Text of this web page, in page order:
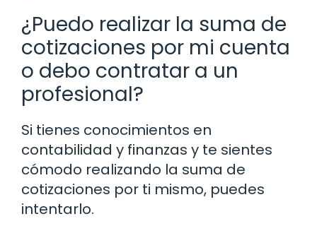
¿Puedo realizar la suma de
cotizaciones por mi cuenta
o debo contratar a un
profesional?
Si tienes conocimientos en
contabilidad y finanzas y te sientes
cómodo realizando la suma de
cotizaciones por ti mismo, puedes
intentarlo.